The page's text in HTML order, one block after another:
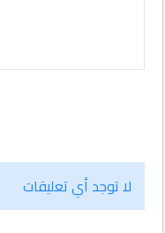
لا توجد أي تعليقات